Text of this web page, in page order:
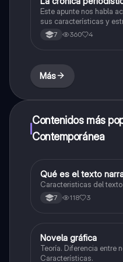
Este apunte nos habla
sus características y
7 360 4
Más
Contenidos más
Contemporánea
Lengua Castellana
Qué es el texto
Caracteristicas del
7 118 3
Lengua Castellana
Novela gráfica
Teoría. Diferencia entre
Características.